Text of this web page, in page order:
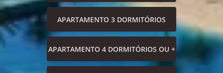
APARTAMENTO 3 DORMITÓRIOS
APARTAMENTO 4 DORMITÓRIOS OU +